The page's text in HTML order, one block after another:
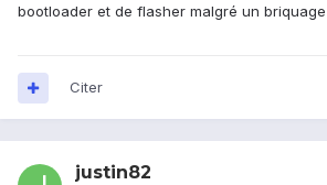
bootloader et de flasher malgré un briquage
Citer
justin82